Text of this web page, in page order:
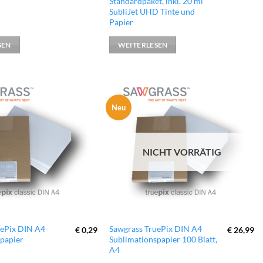
SubliJet UHD Tinte und
Papier
WEITERLESEN
hinzufügen
DIN A4
€0,29
Neu
hinzufügen
NICHT VORRÄTIG
Sawgrass TruePix DIN A4
Sublimationspapier 100 Blatt,
A4
€26,99